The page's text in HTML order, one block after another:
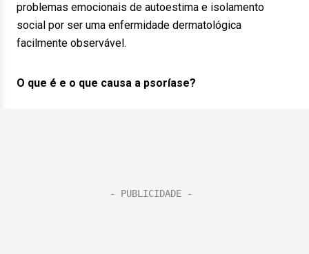
problemas emocionais de autoestima e isolamento
social por ser uma enfermidade dermatológica
facilmente observável.
O que é e o que causa a psoríase?